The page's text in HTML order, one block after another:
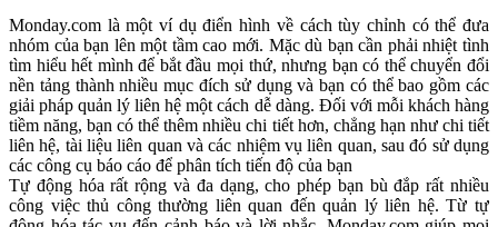
Monday.com là một ví dụ điển hình về cách tùy chỉnh có thể đưa
nhóm của bạn lên một tầm cao mới. Mặc dù bạn cần phải nhiệt tình
tìm hiểu hết mình để bắt đầu mọi thứ, nhưng bạn có thể chuyển đổi
nền tảng thành nhiều mục đích sử dụng và bạn có thể bao gồm các
giải pháp quản lý liên hệ một cách dễ dàng. Đối với mỗi khách hàng
tiềm năng, bạn có thể thêm nhiều chi tiết hơn, chẳng hạn như chi tiết
liên hệ, tài liệu liên quan và các nhiệm vụ liên quan, sau đó sử dụng
các công cụ báo cáo để phân tích tiến độ của bạn
Tự động hóa rất rộng và đa dạng, cho phép bạn bù đắp rất nhiều
công việc thủ công thường liên quan đến quản lý liên hệ. Từ tự